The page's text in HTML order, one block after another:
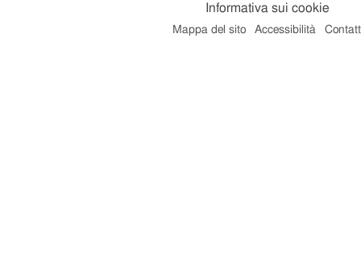
Informativa sui cookie
Mappa del sito Accessibilità